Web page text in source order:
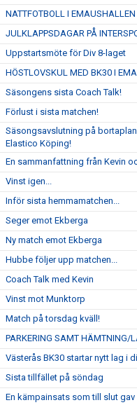
NATTFOTBOLL I EMAUSHALLEN
JULKLAPPSDAGAR PÅ
Uppstartsmöte för Div 8-laget
HÖSTLOVSKUL MED BK30 I
Säsongens sista Coach Talk!
Förlust i sista matchen!
Säsongsavslutning på
Elastico Köping!
En sammanfattning från Kevin
Vinst igen...
Inför sista hemmamatchen...
Seger emot Ekberga
Ny match emot Ekberga
Hubbe följer upp matchen...
Coach Talk med Kevin
Vinst mot Munktorp
Match på torsdag kväll!
PARKERING SAMT HÄMTNING/
Västerås BK30 startar nytt lag i
Sista tillfället på söndag
En kämpainsats som till slut